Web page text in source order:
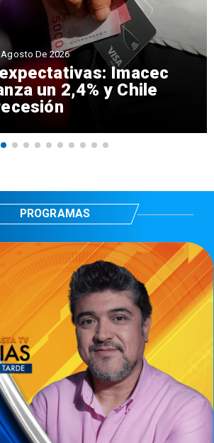
Imacec
un 2,4% y Chile
Agosto De 2026
PROGRAMAS